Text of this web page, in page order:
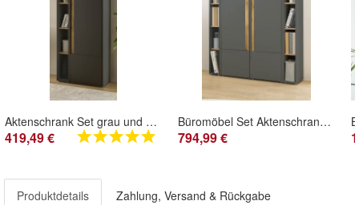
Aktenschrank Set grau und Eiche Büro Stauraumschrank und Regal Homeoffice Center
419,49 €
Büromöbel Set Aktenschrank und Aktenregal Büro Möbel grau und Eiche Homeoffice Center
794,99 €
Produktdetails Zahlung, Versand & Rückgabe